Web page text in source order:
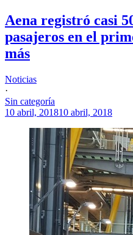
Aena registró casi
pasajeros en el
más
Noticias
·
Sin categoría
10 abril, 201810 abril, 2018